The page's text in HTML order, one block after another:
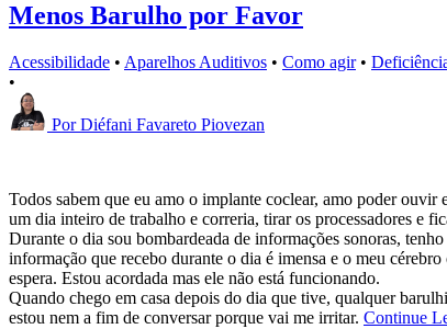
Menos Barulho por Favor
Acessibilidade • Aparelhos Auditivos • Como agir •
•
Por Diéfani Favareto Piovezan
Todos sabem que eu amo o implante coclear, amo poder ouvir
um dia inteiro de trabalho e correria, tirar os processadores e
Durante o dia sou bombardeada de informações sonoras,
informação que recebo durante o dia é imensa e o meu
espera. Estou acordada mas ele não está funcionando.
Quando chego em casa depois do dia que tive, qualquer
estou nem a fim de conversar porque vai me irritar. Continue